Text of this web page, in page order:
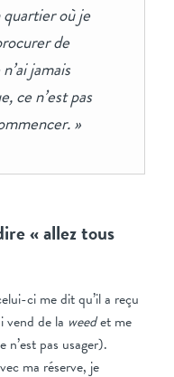
où je
de
jamais
ce n’est pas
»
« allez tous
ci me dit qu’il a reçu
vend de la weedet me
n’est pas usager).
ma réserve, je